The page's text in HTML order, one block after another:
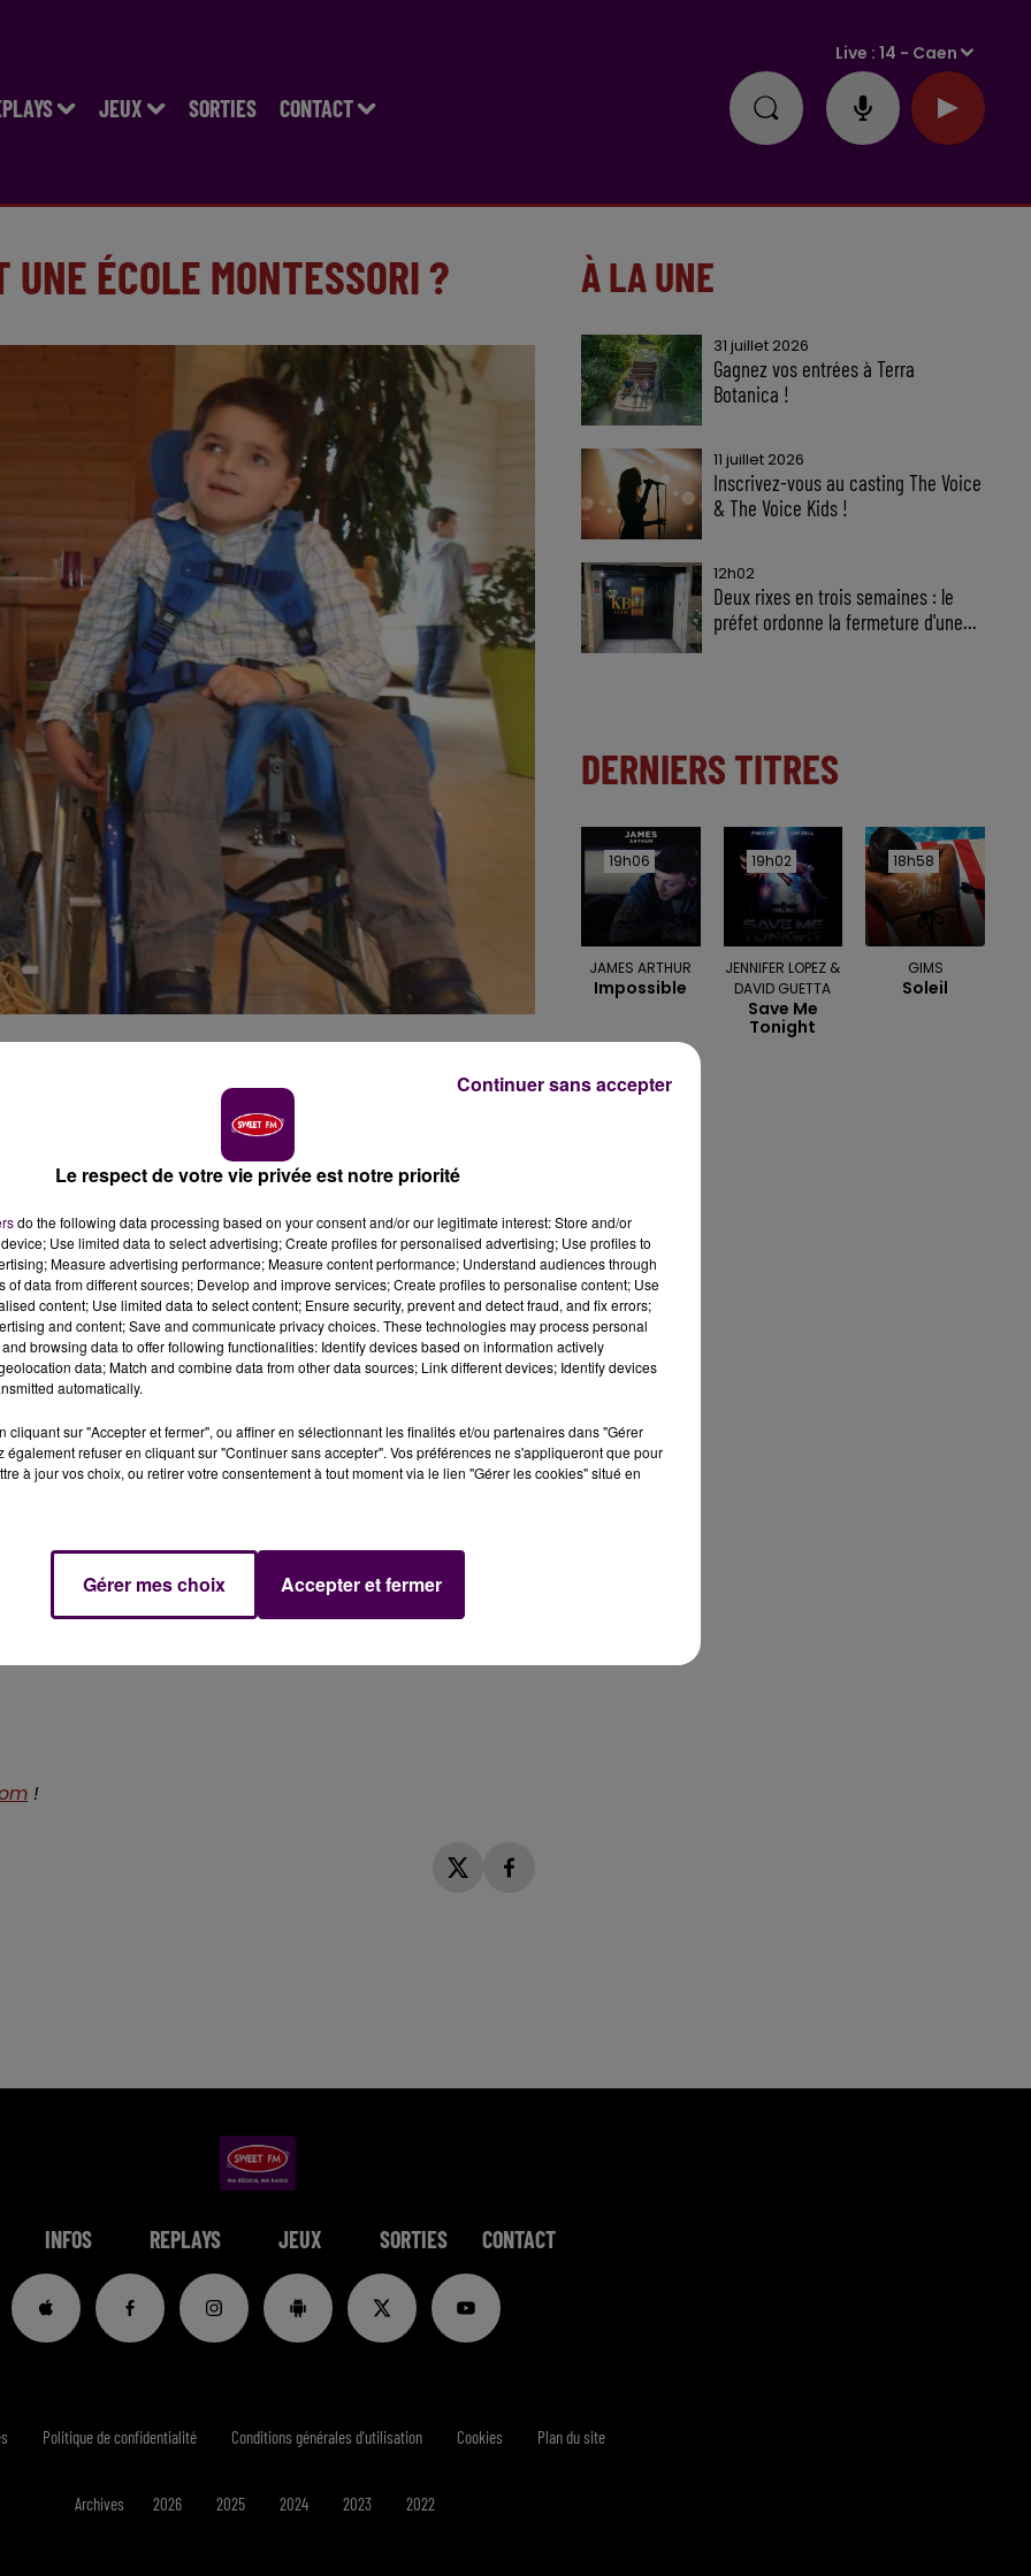
JEUX SORTIES CONTACT
Live :14 - Caen
ÉCOLE MONTESSORI ?
une école de type "Montessori" à Château-Gontier.
toujours un local dans le haut Anjou pour monter
les deux enfants de 9 ans infirmes moteurs
La pédagogie"Montessori", du nom de la première
d’éducation alternative, qui vise à rendre l'enfant
:"Avec le système conventionnel de scolarisation tel
des handicaps vers des classes spécialisées. Or,
on cherche de la mixité. Le système
Harry Langevin, trésorier de
Pas"serait une structure privée, payante :"Il y aurait
avec eau, électricité, chauffage et le reste... Autant
répercuter, mais qu’on essaiera de réduire au
précise Harry Langevin, de moins en moins sûr de
initialement envisagé :
"Si on doit repousser à la
de lieu". L’association aimerait pouvoir disposer d’au
accueillir au total une quinzaine d’élèves, si possible à
!
À LA UNE
31 juillet 2026
Gagnez vos entrées à Terra
Botanica !
11 juillet 2026
Inscrivez-vous au casting The Voice
& The Voice Kids !
12h02
Deux rixes en trois semaines : le
préfet ordonne la fermeture d'une...
DERNIERS TITRES
19h06
19h06
JAMES ARTHUR
Impossible
19h02
19h02
JENNIFER LOPEZ &
DAVID GUETTA
Save Me
Tonight
18h58
18h58
GIMS
Soleil
INFOS REPLAYS JEUX SORTIES CONTACT
Politique de confidentialité Conditions générales d'utilisation Cookies Plan du site
Archives 2026 2025 2024 2023 2022
Le respect de votre vie privée est notre priorité
do the following data processing based on your consent and/or our legitimate interest: Store and/or
Use limited data to select advertising; Create profiles for personalised advertising; Use profiles to
Measure advertising performance; Measure content performance; Understand audiences through
of data from different sources; Develop and improve services; Create profiles to personalise content; Use
content; Use limited data to select content; Ensure security, prevent and detect fraud, and fix errors;
and content; Save and communicate privacy choices. These technologies may process personal
browsing data to offer following functionalities: Identify devices based on information actively
data; Match and combine data from other data sources; Link different devices; Identify devices
automatically.
cliquant sur "Accepter et fermer", ou affiner en sélectionnant les finalités et/ou partenaires dans "Gérer
également refuser en cliquant sur "Continuer sans accepter". Vos préférences ne s'appliqueront que pour
à jour vos choix, ou retirer votre consentement à tout moment via le lien "Gérer les cookies" situé en
Gérer mes choix Accepter et fermer
Continuer sans accepter